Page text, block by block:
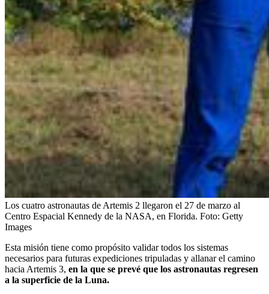
Los cuatro astronautas de Artemis 2 llegaron el 27 de marzo al
Centro Espacial Kennedy de la NASA, en Florida. Foto: Getty
Images
Esta misión tiene como propósito validar todos los sistemas
necesarios para futuras expediciones tripuladas y allanar el camino
hacia Artemis 3, en la que se prevé que los astronautas regresen
a la superficie de la Luna.